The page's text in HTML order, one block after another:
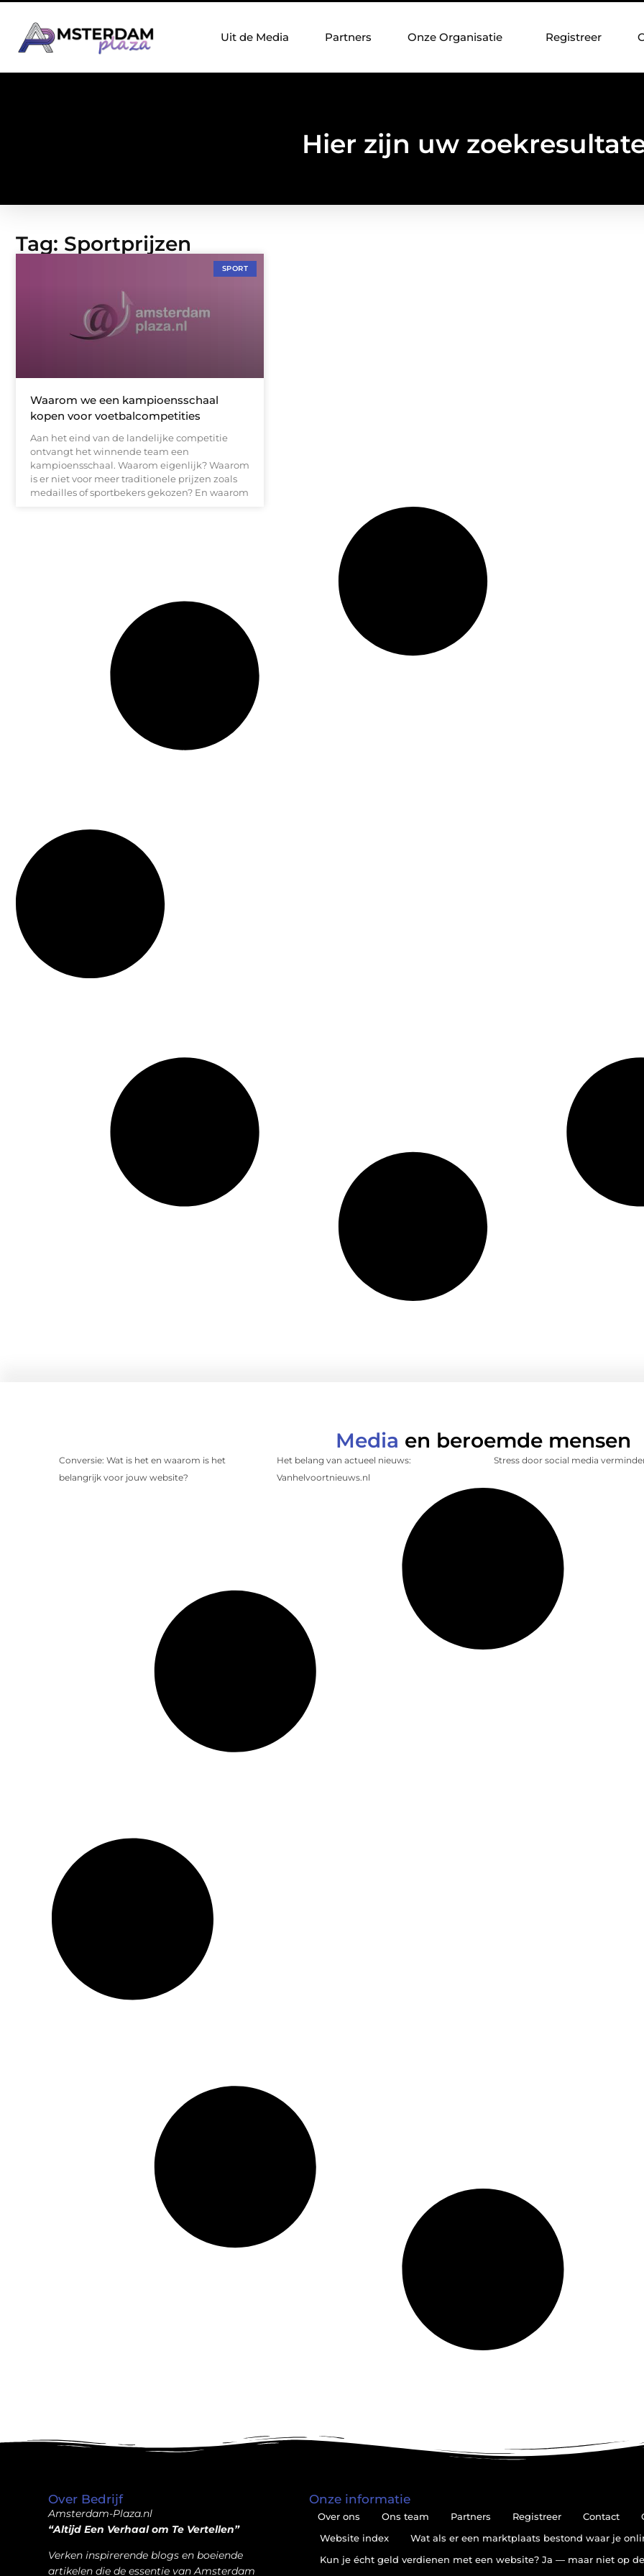
Uit de Media Partners Onze Organisatie Registreer
Hier zijn uw
Tag: Sportprijzen
SPORT
Waarom we een kampioensschaal
kopen voor voetbalcompetities
Aan het eind van de landelijke competitie
ontvangt het winnende team een
kampioensschaal. Waarom eigenlijk? Waarom
is er niet voor meer traditionele prijzen zoals
medailles of sportbekers gekozen? En waarom
Media en beroemde mensen
Conversie: Wat is het en waarom is het
belangrijk voor jouw website?
Het belang van actueel nieuws:
Vanhelvoortnieuws.nl
Stress door social media
Over Bedrijf
Amsterdam-Plaza.nl
“Altijd Een Verhaal om Te Vertellen”
Verken inspirerende blogs en boeiende
artikelen die de essentie van Amsterdam
Onze informatie
Over ons Ons team Partners Registreer Contact
Website index
Wat als er een marktplaats bestond waar je
Kun je écht geld verdienen met een website? Ja — maar niet op